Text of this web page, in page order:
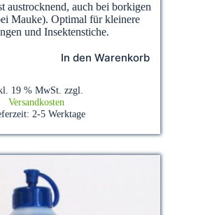
austrocknend, auch bei borkigen
Mauke). Optimal für kleinere
und Insektenstiche.
In den Warenkorb
19 % MwSt. zzgl.
Versandkosten
2-5 Werktage